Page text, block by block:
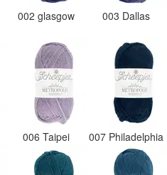
002 glasgow 003 Dallas
006 Taipei 007 Philadelphia